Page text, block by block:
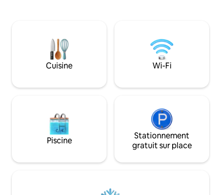
quartier aisé, à quelques minutes des
magasins et des restaurants. Votre
séjour comprend une dégustation de vin
gratuite et 10 % de réduction sur tous les
alors n'hésitez
Si vous avez plus
nous en
des restaurants
escapade
Cuisine Wi-Fi
Piscine
Stationnement
gratuit sur place